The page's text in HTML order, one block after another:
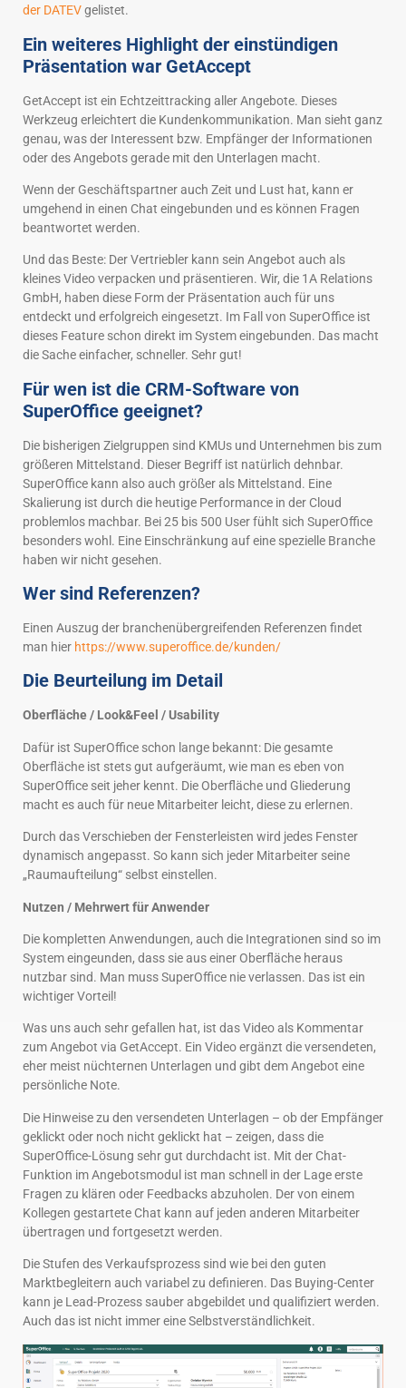
der DATEVgelistet.
Ein weiteres Highlight der einstündigen
Präsentation war GetAccept
GetAccept ist ein Echtzeittracking aller Angebote. Dieses
Werkzeug erleichtert die Kundenkommunikation. Man sieht ganz
genau, was der Interessent bzw. Empfänger der Informationen
oder des Angebots gerade mit den Unterlagen macht.
Wenn der Geschäftspartner auch Zeit und Lust hat, kann er
umgehend in einen Chat eingebunden und es können Fragen
beantwortet werden.
Und das Beste: Der Vertriebler kann sein Angebot auch als
kleines Video verpacken und präsentieren. Wir, die 1A Relations
GmbH, haben diese Form der Präsentation auch für uns
entdeckt und erfolgreich eingesetzt. Im Fall von SuperOffice ist
dieses Feature schon direkt im System eingebunden. Das macht
die Sache einfacher, schneller. Sehr gut!
Für wen ist die CRM-Software von
SuperOffice geeignet?
Die bisherigen Zielgruppen sind KMUs und Unternehmen bis zum
größeren Mittelstand. Dieser Begriff ist natürlich dehnbar.
SuperOffice kann also auch größer als Mittelstand. Eine
Skalierung ist durch die heutige Performance in der Cloud
problemlos machbar. Bei 25 bis 500 User fühlt sich SuperOffice
besonders wohl. Eine Einschränkung auf eine spezielle Branche
haben wir nicht gesehen.
Wer sind Referenzen?
Einen Auszug der branchenübergreifenden Referenzen findet
man hier https://www.superoffice.de/kunden/
Die Beurteilung im Detail
Oberfläche / Look&Feel / Usability
Dafür ist SuperOffice schon lange bekannt: Die gesamte
Oberfläche ist stets gut aufgeräumt, wie man es eben von
SuperOffice seit jeher kennt. Die Oberfläche und Gliederung
macht es auch für neue Mitarbeiter leicht, diese zu erlernen.
Durch das Verschieben der Fensterleisten wird jedes Fenster
dynamisch angepasst. So kann sich jeder Mitarbeiter seine
„Raumaufteilung“ selbst einstellen.
Nutzen / Mehrwert für Anwender
Die kompletten Anwendungen, auch die Integrationen sind so im
System eingeunden, dass sie aus einer Oberfläche heraus
nutzbar sind. Man muss SuperOffice nie verlassen. Das ist ein
wichtiger Vorteil!
Was uns auch sehr gefallen hat, ist das Video als Kommentar
zum Angebot via GetAccept. Ein Video ergänzt die versendeten,
eher meist nüchternen Unterlagen und gibt dem Angebot eine
persönliche Note.
Die Hinweise zu den versendeten Unterlagen – ob der Empfänger
geklickt oder noch nicht geklickt hat – zeigen, dass die
SuperOffice-Lösung sehr gut durchdacht ist. Mit der Chat-
Funktion im Angebotsmodul ist man schnell in der Lage erste
Fragen zu klären oder Feedbacks abzuholen. Der von einem
Kollegen gestartete Chat kann auf jeden anderen Mitarbeiter
übertragen und fortgesetzt werden.
Die Stufen des Verkaufsprozess sind wie bei den guten
Marktbegleitern auch variabel zu definieren. Das Buying-Center
kann je Lead-Prozess sauber abgebildet und qualifiziert werden.
Auch das ist nicht immer eine Selbstverständlichkeit.